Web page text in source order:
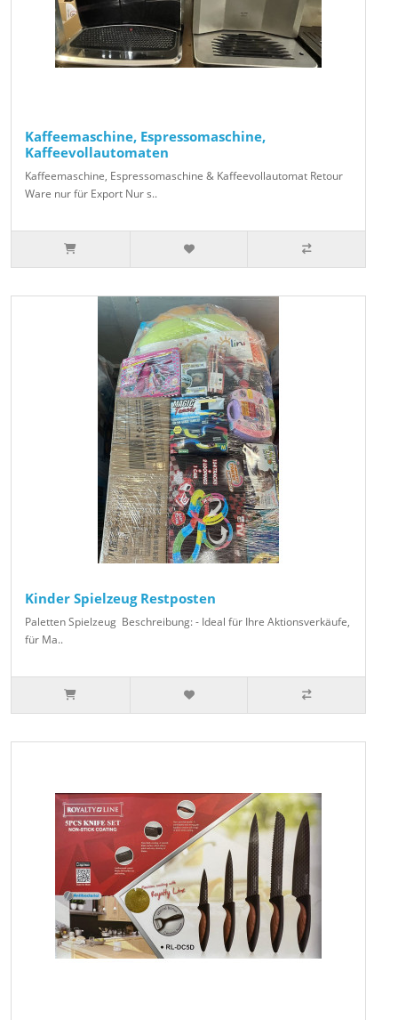
Kaffeemaschine, Espressomaschine,
Kaffeevollautomaten
Kaffeemaschine, Espressomaschine & Kaffeevollautomat Retour
Ware nur für Export Nur s..
Kinder Spielzeug Restposten
Paletten Spielzeug Beschreibung: - Ideal für Ihre Aktionsverkäufe,
für Ma..